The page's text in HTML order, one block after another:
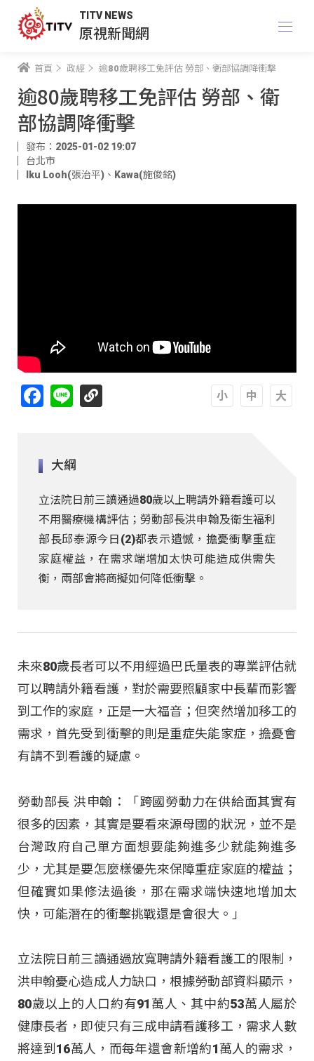
TITV NEWS
原視新聞網
首頁 政經 逾80歲聘移工免評估 勞部、衛部協調降衝擊
逾80歲聘移工免評估 勞部、衛
部協調降衝擊
發布：2025-01-02 19:07
台北市
Iku Looh(張治平) 、 Kawa(施俊銘)
Facebook
Line
大綱
立法院日前三讀通過80歲以上聘請外籍看護可以
不用醫療機構評估；勞動部長洪申翰及衛生福利
部長邱泰源今日(2)都表示遺憾，擔憂衝擊重症
家庭權益，在需求端增加太快可能造成供需失
衡，兩部會將商擬如何降低衝擊。
未來80歲長者可以不用經過巴氏量表的專業評估就
可以聘請外籍看護，對於需要照顧家中長輩而影響
到工作的家庭，正是一大福音；但突然增加移工的
需求，首先受到衝擊的則是重症失能家症，擔憂會
有請不到看護的疑慮。
勞動部長 洪申翰：「跨國勞動力在供給面其實有
很多的因素，其實是要看來源母國的狀況，並不是
台灣政府自己單方面想要能夠進多少就能夠進多
少，尤其是要怎麼樣優先來保障重症家庭的權益；
但確實如果修法過後，那在需求端快速地增加太
快，可能潛在的衝擊挑戰還是會很大。」
立法院日前三讀通過放寬聘請外籍看護工的限制，
洪申翰憂心造成人力缺口，根據勞動部資料顯示，
80歲以上的人口約有91萬人、其中約53萬人屬於
健康長者，即使只有三成申請看護移工，需求人數
將達到16萬人，而每年還會新增約1萬人的需求，